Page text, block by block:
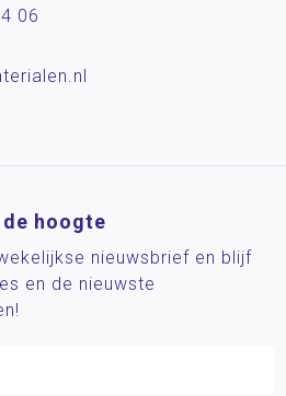
06
hoogte
nieuwsbrief en blijf
en de nieuwste